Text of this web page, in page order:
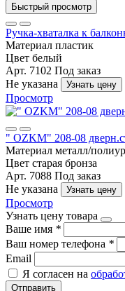
Быстрый просмотр
Ручка-хваталка к
Материал пластик
Цвет белый
Арт. 7102 Под заказ
Не указана
Узнать цену
Просмотр
" OZKM" 208-08
Материал металл/
Цвет старая бронза
Арт. 7088 Под заказ
Не указана
Узнать цену
Просмотр
Узнать цену товара
Ваше имя *
Ваш номер телефона *
Email
Я согласен на
Отправить